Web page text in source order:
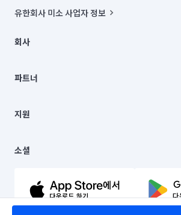
유한회사 미소 사업자 정보
00019 |
주소 | 본사: 서울특별시 종로구 율곡로 6(중학동,
컨택센터 : 서울특별시 종로구 수송동 율곡로 24, 7
상품, 상품정보, 거래에 관한 의무와 책임은 거래당
언론 보도 관련 문의:
© 유한회사 미소. Miso, Inc. All Rights Reserved.
회사
채용
파트너
이사
지원
이용약관
문의하기
소셜
유튜브